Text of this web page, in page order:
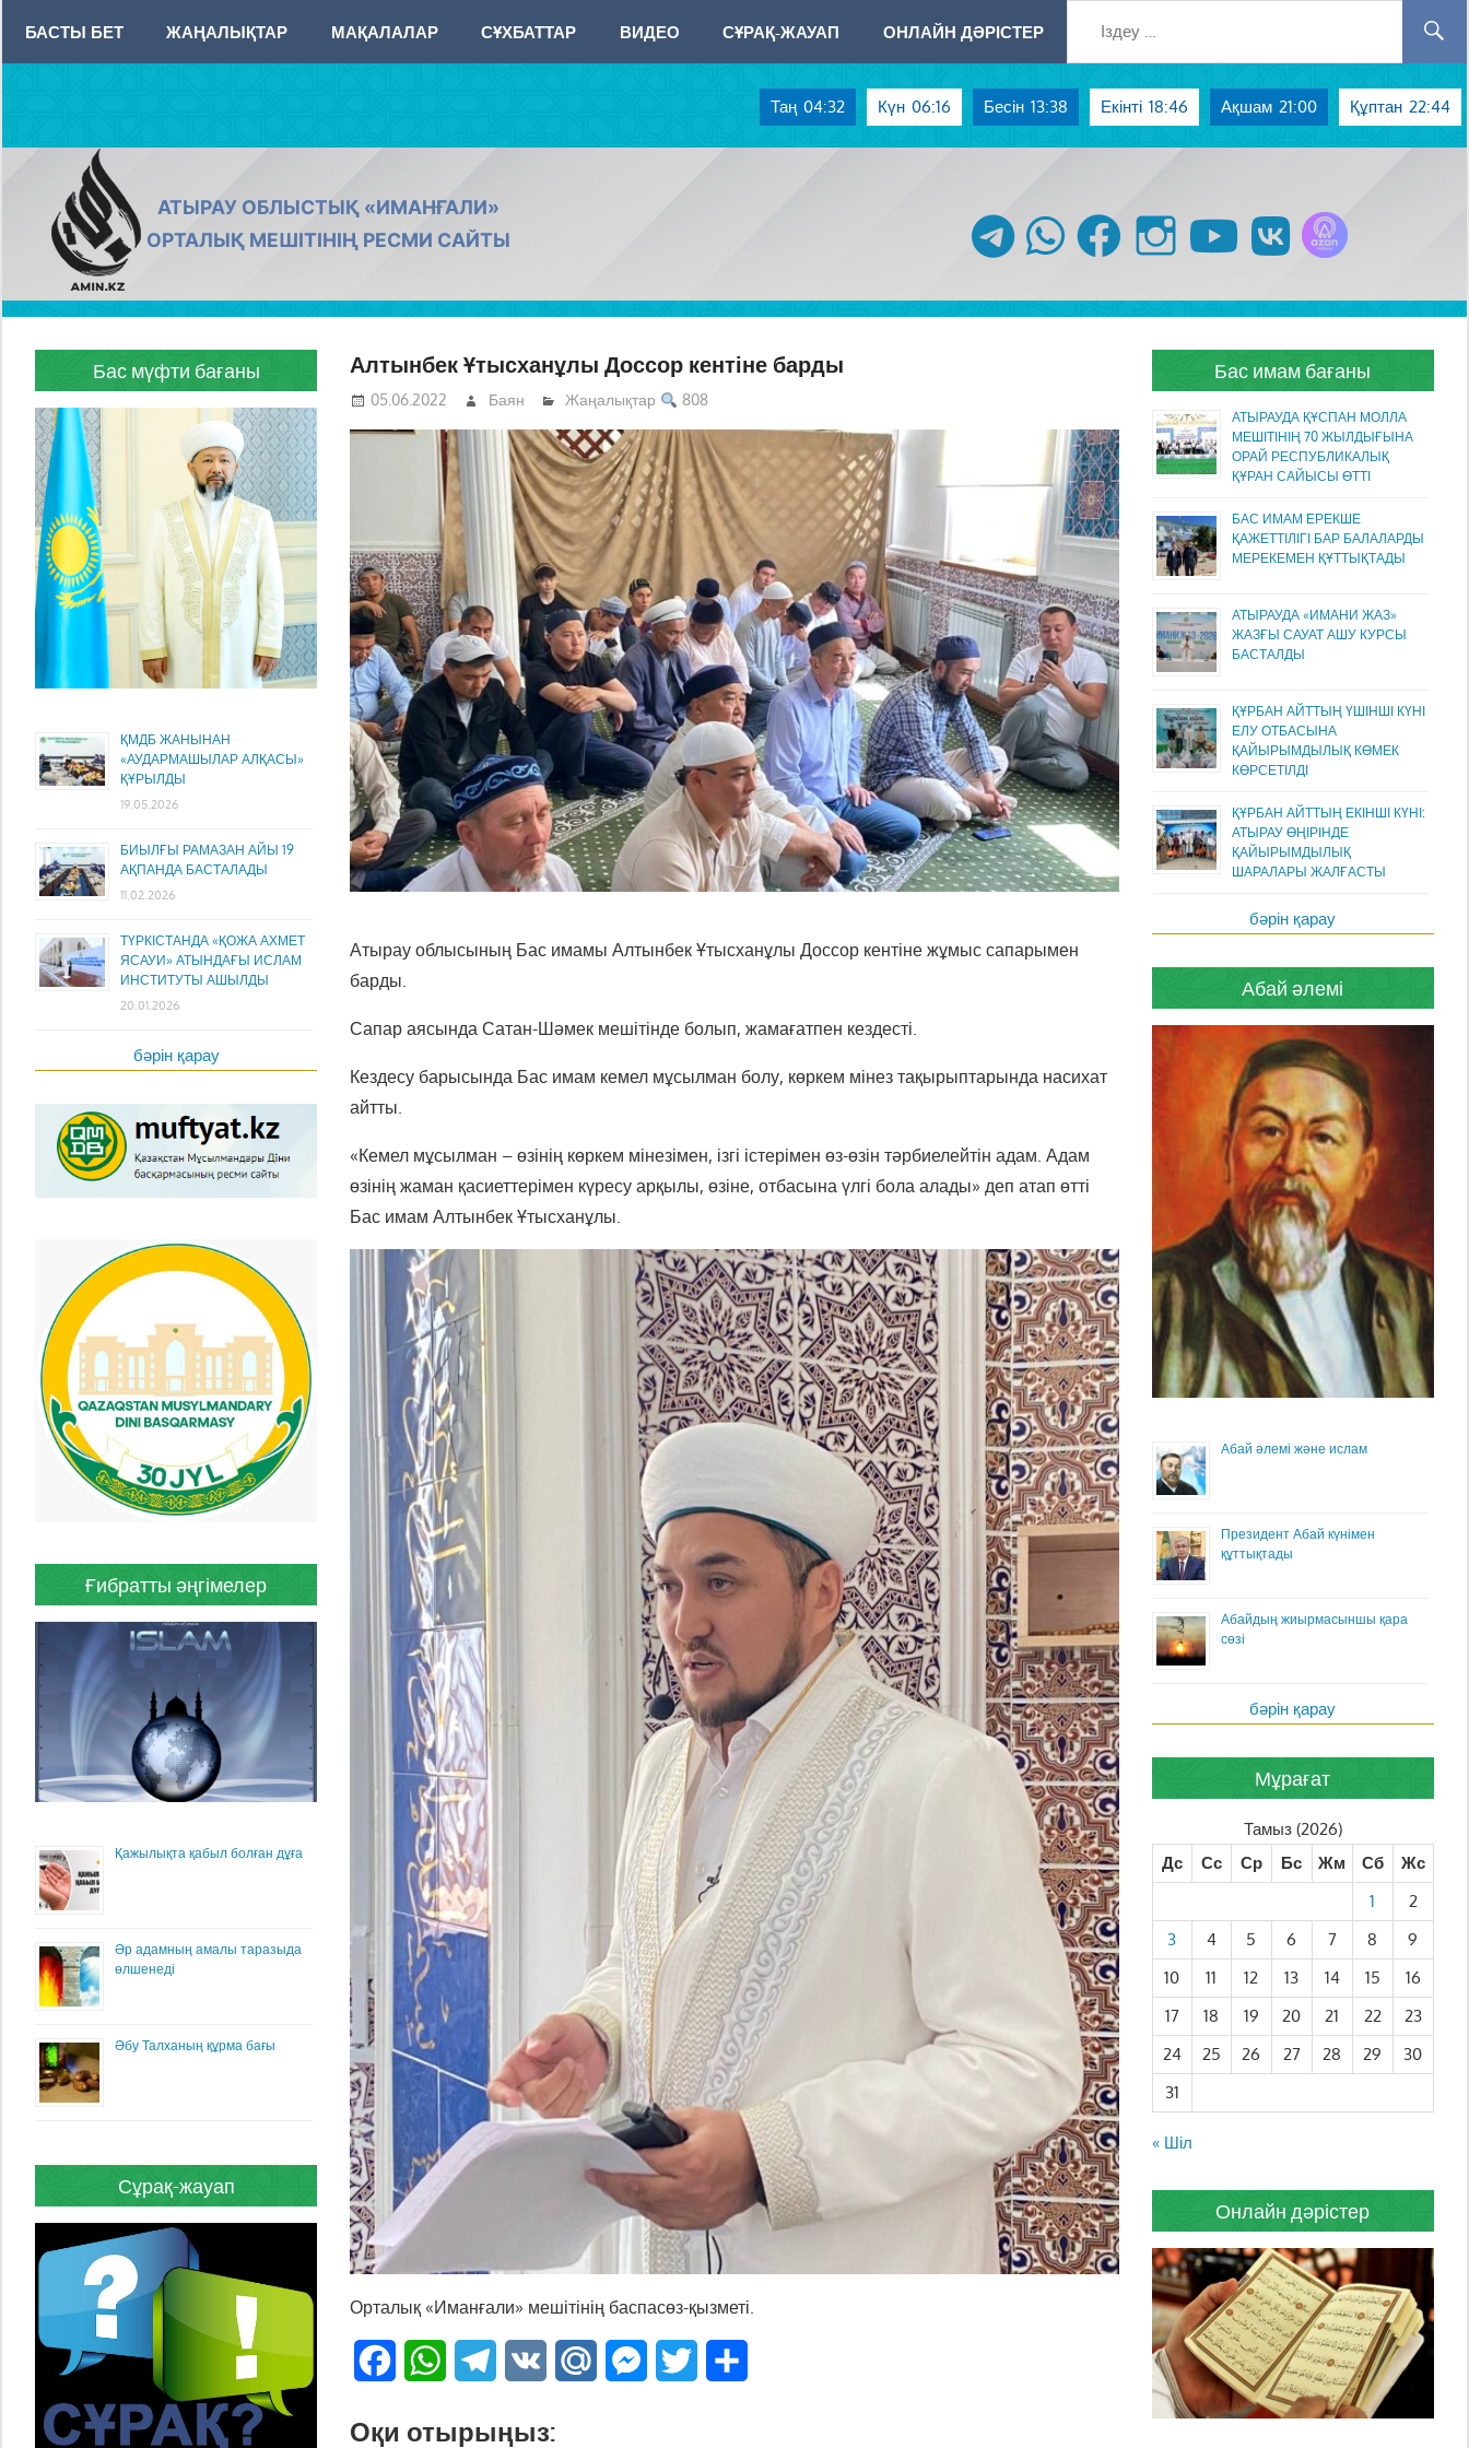
content
БАСТЫ БЕТ ЖАҢАЛЫҚТАР МАҚАЛАЛАР СҰХБАТТАР ВИДЕО СҰРАҚ-ЖАУАП ОНЛАЙН ДӘРІСТЕР
Таң 04:32 Күн 06:16 Бесін 13:38 Екінті 18:46 Ақшам 21:00 Құптан 22:44
AMIN.KZ
АТЫРАУ ОБЛЫСТЫҚ «ИМАНҒАЛИ»
ОРТАЛЫҚ МЕШІТІНІҢ РЕСМИ САЙТЫ
telegram whatsapp facebook instagram youtubevk
Алтынбек Ұтысханұлы Доссор кентіне барды
05.06.2022 Баян Жаңалықтар 808
Атырау облысының Бас имамы Алтынбек Ұтысханұлы Доссор кентіне жұмыс сапарымен
барды.
Сапар аясында Сатан-Шәмек мешітінде болып, жамағатпен кездесті.
Кездесу барысында Бас имам кемел мұсылман болу, көркем мінез тақырыптарында насихат
айтты.
«Кемел мұсылман – өзінің көркем мінезімен, ізгі істерімен өз-өзін тәрбиелейтін адам. Адам
өзінің жаман қасиеттерімен күресу арқылы, өзіне, отбасына үлгі бола алады» деп атап өтті
Бас имам Алтынбек Ұтысханұлы.
Орталық «Иманғали» мешітінің баспасөз-қызметі.
FacebookWhatsAppTelegram
VK Mail.Ru Messenger
Twitter
Оқи отырыңыз:
Бас мүфти бағаны
ҚМДБ ЖАНЫНАН
«АУДАРМАШЫЛАР АЛҚАСЫ»
ҚҰРЫЛДЫ
19.05.2026
БИЫЛҒЫ РАМАЗАН АЙЫ 19
АҚПАНДА БАСТАЛАДЫ
11.02.2026
ТҮРКІСТАНДА «ҚОЖА АХМЕТ
ЯСАУИ» АТЫНДАҒЫ ИСЛАМ
ИНСТИТУТЫ АШЫЛДЫ
20.01.2026
бәрін қарау
Ғибратты әңгімелер
Қажылықта қабыл болған дұға
Әр адамның амалы таразыда
өлшенеді
Әбу Талханың құрма бағы
Сұрақ-жауап
Бас имам бағаны
АТЫРАУДА ҚҰСПАН МОЛЛА
МЕШІТІНІҢ 70 ЖЫЛДЫҒЫНА
ОРАЙ РЕСПУБЛИКАЛЫҚ
ҚҰРАН САЙЫСЫ ӨТТІ
БАС ИМАМ ЕРЕКШЕ
ҚАЖЕТТІЛІГІ БАР БАЛАЛАРДЫ
МЕРЕКЕМЕН ҚҰТТЫҚТАДЫ
АТЫРАУДА «ИМАНИ ЖАЗ»
ЖАЗҒЫ САУАТ АШУ КУРСЫ
БАСТАЛДЫ
ҚҰРБАН АЙТТЫҢ ҮШІНШІ КҮНІ
ЕЛУ ОТБАСЫНА
ҚАЙЫРЫМДЫЛЫҚ КӨМЕК
КӨРСЕТІЛДІ
ҚҰРБАН АЙТТЫҢ ЕКІНШІ КҮНІ:
АТЫРАУ ӨҢІРІНДЕ
ҚАЙЫРЫМДЫЛЫҚ
ШАРАЛАРЫ ЖАЛҒАСТЫ
бәрін қарау
Абай әлемі
Абай әлемі және ислам
Президент Абай күнімен
құттықтады
Абайдың жиырмасыншы қара
сөзі
бәрін қарау
Мұрағат
Тамыз (2026)
Дс
Сс Ср Бс Жм Сб
Жс
1
2
3
4 5 6 7 8
9
10
11 12 13 14 15
16
17
18 19 20 21 22
23
24
25 26 27 28 29
30
31
« Шіл
Онлайн дәрістер